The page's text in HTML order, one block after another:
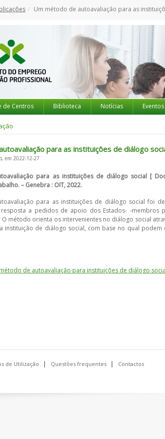
Um método de autoavaliação para as instituições de diálogo social [ Documento electrónico ] : MA-IDS
de Centros Biblioteca Notícias Eventos
para as instituições de diálogo
em 2022-12-27
para as instituições de diálogo social [
– Genebra : OIT, 2022.
para as instituições de diálogo social foi
a pedidos de apoio dos Estados- -membros
O método orienta os intervenientes no diálogo social
instituição de diálogo social, com base no qual
método de autoavaliação para instituições de diálogo
de Utilização Questões frequentes Contactos